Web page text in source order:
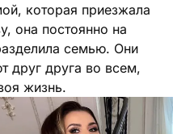
которая приезжала
она постоянно на
семью. Они
друг друга во всем,
жизнь.